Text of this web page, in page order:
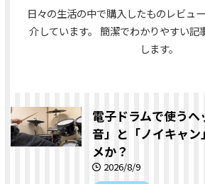
日々の生活の中で購入したものレビュ
介しています。 簡潔でわかりやすい記
します。
電子ドラムで使う
音」と「ノイキャ
メか？
2026/8/9